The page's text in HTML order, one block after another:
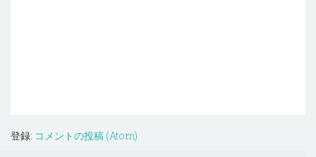
登録: コメントの投稿 (Atom)